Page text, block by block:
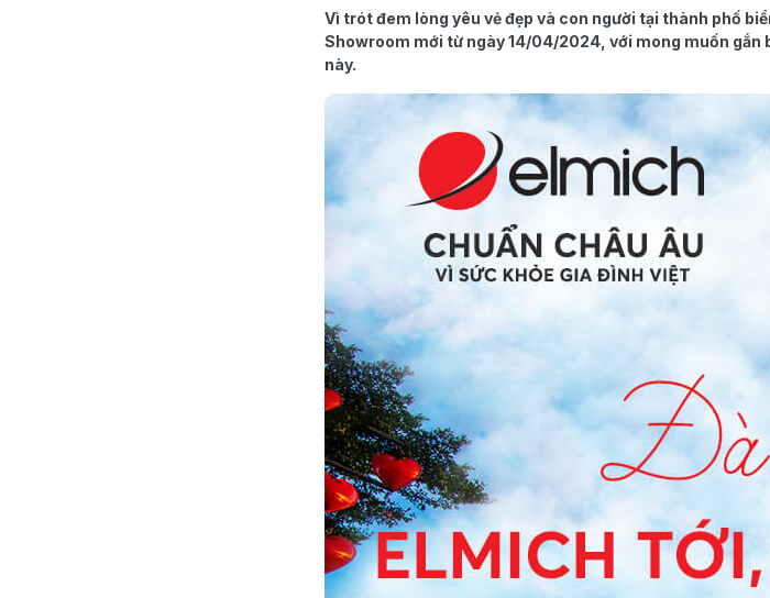
Vì trót đem lòng yêu vẻ đẹp và con người tại thành phố
Showroom mới từ ngày 14/04/2024, với mong muốn gắn
này.